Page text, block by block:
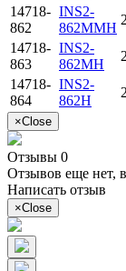
14718-
862
INS2-
862MMH
14718-
863
INS2-
862MH
14718-
864
INS2-
862H
×Close
Отзывы 0
Отзывов еще нет,
Написать отзыв
×Close